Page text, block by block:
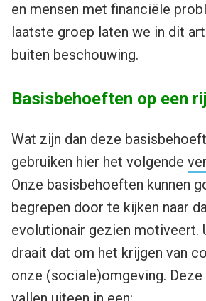
en mensen met financiële
laatste groep laten we in dit
buiten beschouwing.
Basisbehoeften op een rij
Wat zijn dan deze
gebruiken hier het volgende
Onze basisbehoeften kunnen
begrepen door te kijken naar
evolutionair gezien motiveert.
draait dat om het krijgen van
onze (sociale)omgeving.